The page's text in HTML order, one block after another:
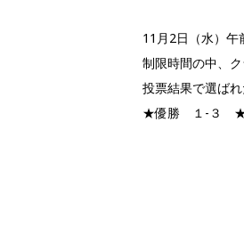
11月2日（水）午
制限時間の中、
投票結果で選ば
★優勝 １-３